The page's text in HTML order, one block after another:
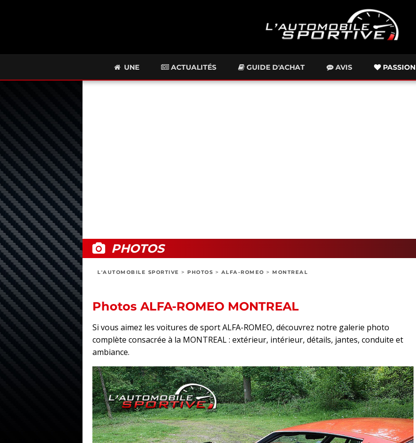
UNE ACTUALITÉS GUIDE D'ACHAT AVIS PASSION
PHOTOS
L'AUTOMOBILE SPORTIVE > PHOTOS > ALFA-ROMEO > MONTREAL
Photos ALFA-ROMEO MONTREAL
Si vous aimez les voitures de sport ALFA-ROMEO, découvrez notre galerie photo
complète consacrée à la MONTREAL : extérieur, intérieur, détails, jantes, conduite et
ambiance.